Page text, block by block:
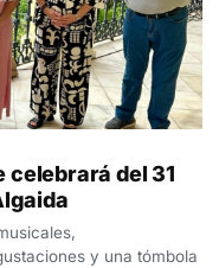
celebrará del 31
y una tómbola